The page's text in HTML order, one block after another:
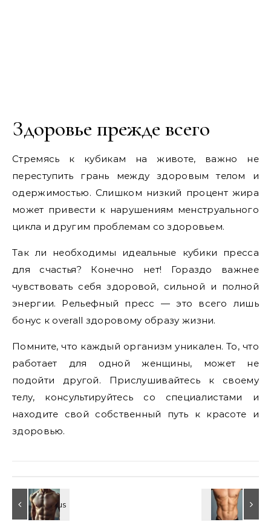
Здоровье прежде всего
Стремясь к кубикам на животе, важно не
переступить грань между здоровым телом и
одержимостью. Слишком низкий процент жира
может привести к нарушениям менструального
цикла и другим проблемам со здоровьем.
Так ли необходимы идеальные кубики пресса
для счастья? Конечно нет! Гораздо важнее
чувствовать себя здоровой, сильной и полной
энергии. Рельефный пресс — это всего лишь
бонус к overall здоровому образу жизни.
Помните, что каждый организм уникален. То, что
работает для одной женщины, может не
подойти другой. Прислушивайтесь к своему
телу, консультируйтесь со специалистами и
находите свой собственный путь к красоте и
здоровью.